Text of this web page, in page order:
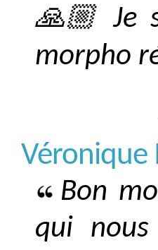
🙏🏼 Je
morpho
Véronique
Bon
qui